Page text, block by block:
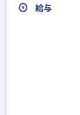
給与